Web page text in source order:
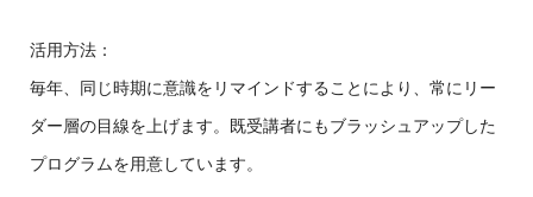
活用方法：
毎年、同じ時期に意識をリマインドすることにより、常にリー
ダー層の目線を上げます。既受講者にもブラッシュアップした
プログラムを用意しています。